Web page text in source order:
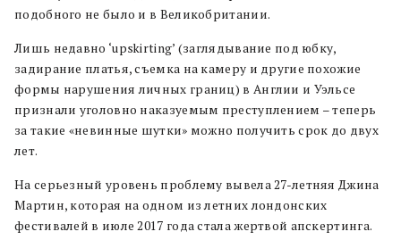
подобного не было и в Великобритании.
Лишь недавно ‘upskirting’ (заглядывание под юбку,
задирание платья, съемка на камеру и другие похожие
формы нарушения личных границ) в Англии и Уэльсе
признали уголовно наказуемым преступлением – теперь
за такие «невинные шутки» можно получить срок до двух
лет.
На серьезный уровень проблему вывела 27-летняя Джина
Мартин, которая на одном из летних лондонских
фестивалей в июле 2017 года стала жертвой апскертинга.